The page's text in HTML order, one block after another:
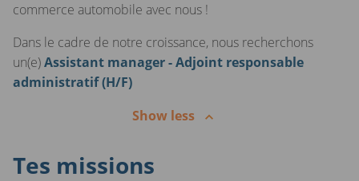
commerce automobile avec nous !
Dans le cadre de notre croissance, nous recherchons
un(e)Assistant manager - Adjoint responsable
administratif (H/F)
Show less
Tes missions